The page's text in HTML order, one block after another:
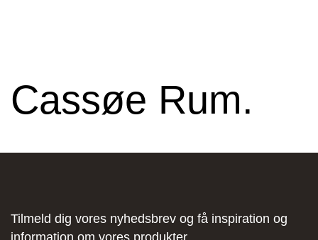
Cassøe Rum.
Tilmeld dig vores nyhedsbrev og få inspiration og
information om vores produkter
Danmark